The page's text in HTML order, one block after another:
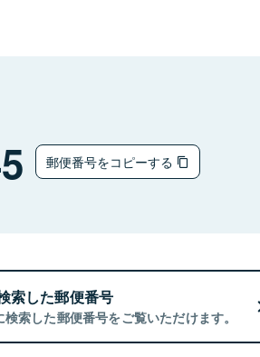
郵便番号をコピーする
索した郵便番号
検索した郵便番号をご覧いただけます。